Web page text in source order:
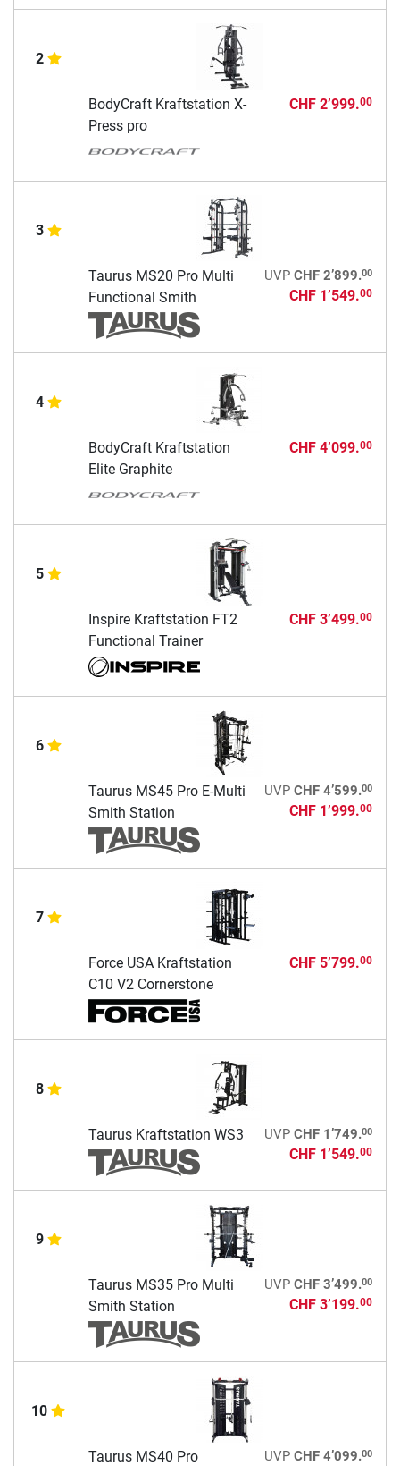
2
BodyCraft Kraftstation X-
Press pro
CHF 2’999.00
3
Taurus MS20 Pro Multi
Functional Smith
UVP CHF 2’899.00
CHF 1’549.00
4
BodyCraft Kraftstation
Elite Graphite
CHF 4’099.00
5
Inspire Kraftstation FT2
Functional Trainer
CHF 3’499.00
6
Taurus MS45 Pro E-Multi
Smith Station
UVP CHF 4’599.00
CHF 1’999.00
7
Force USA Kraftstation
C10 V2 Cornerstone
CHF 5’799.00
8
Taurus Kraftstation WS3 UVP CHF 1’749.00
CHF 1’549.00
9
Taurus MS35 Pro Multi
Smith Station
UVP CHF 3’499.00
CHF 3’199.00
10
Taurus MS40 Pro
UVP CHF 4’099.00